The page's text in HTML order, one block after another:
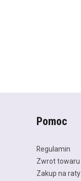
Pomoc
Regulamin
Zwrot towaru
Zakup na raty